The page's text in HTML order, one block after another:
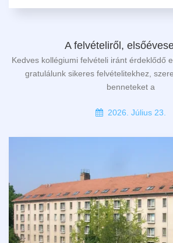
A felvételiről,
Kedves kollégiumi felvételi iránt érdeklődő
gratulálunk sikeres felvételitekhez,
benneteket a
2026. Július 23.